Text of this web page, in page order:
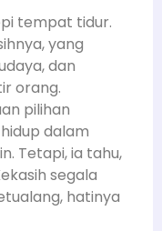
tempat tidur.
yang
dan
orang.
pilihan
dalam
Tetapi, ia tahu,
segala
hatinya